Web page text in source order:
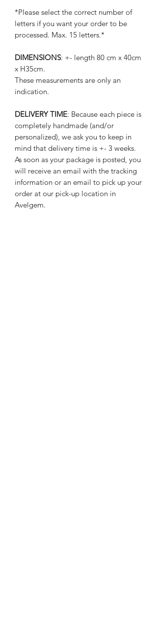
*Please select the correct number of
letters if you want your order to be
processed. Max. 15 letters.*
DIMENSIONS: +- length 80 cm x 40cm
x H35cm.
These measurements are only an
indication.
DELIVERY TIME: Because each piece is
completely handmade (and/or
personalized), we ask you to keep in
mind that delivery time is +- 3 weeks.
As soon as your package is posted, you
will receive an email with the tracking
information or an email to pick up your
order at our pick-up location in
Avelgem.